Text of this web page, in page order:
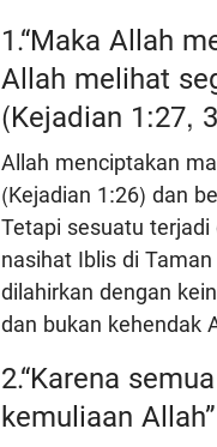
1.“Maka Allah
Allah melihat
(Kejadian 1:27,
Allah menciptakan
(Kejadian 1:26) dan
Tetapi sesuatu
nasihat Iblis di
dilahirkan dengan
dan bukan kehendak
2.“Karena
kemuliaan